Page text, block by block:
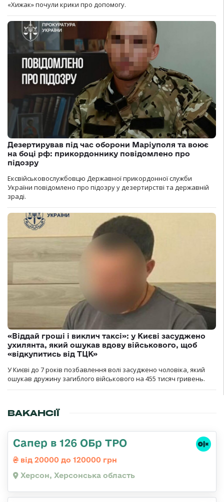
«Хижак» почули крики про допомогу.
Дезертирував під час оборони Маріуполя та воює
на боці рф: прикордоннику повідомлено про
підозру
Ексвійськовослужбовцю Державної прикордонної служби
України повідомлено про підозру у дезертирстві та державній
зраді.
«Віддай гроші і виклич таксі»: у Києві засуджено
ухилянта, який ошукав вдову військового, щоб
«відкупитись від ТЦК»
У Києві до 7 років позбавлення волі засуджено чоловіка, який
ошукав дружину загиблого військового на 455 тисяч гривень.
ВАКАНСІЇ
Сапер в 126 ОБр ТРО
від 20000 до 120000 грн
Херсон, Херсонська область